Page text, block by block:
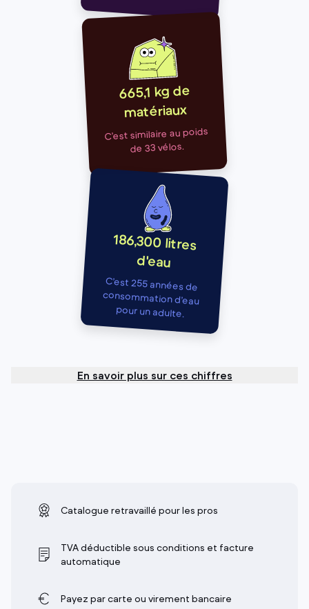
665,1 kg de
matériaux
C’est similaire au poids
de 33 vélos.
186,300 litres
d'eau
C’est 255 années de
consommation d’eau
pour un adulte.
En savoir plus sur ces chiffres
Catalogue retravaillé pour les pros
TVA déductible sous conditions et facture
automatique
Payez par carte ou virement bancaire